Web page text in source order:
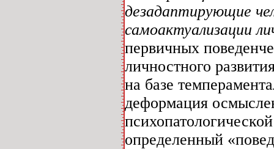
дезадаптирующие
самоактуализации
первичных
личностного
на базе
деформация
определенный